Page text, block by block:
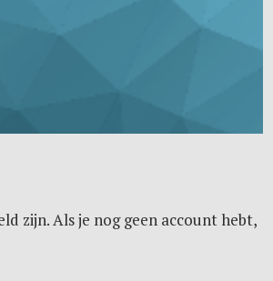
zijn. Als je nog geen account hebt,